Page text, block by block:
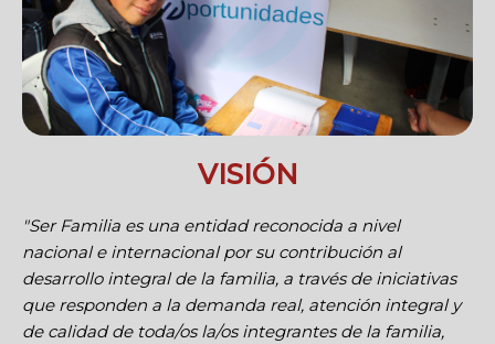
VISIÓN
"Ser Familia es una entidad reconocida a nivel
nacional e internacional por su contribución al
desarrollo integral de la familia, a través de iniciativas
que responden a la demanda real, atención integral y
de calidad de toda/os la/os integrantes de la familia,